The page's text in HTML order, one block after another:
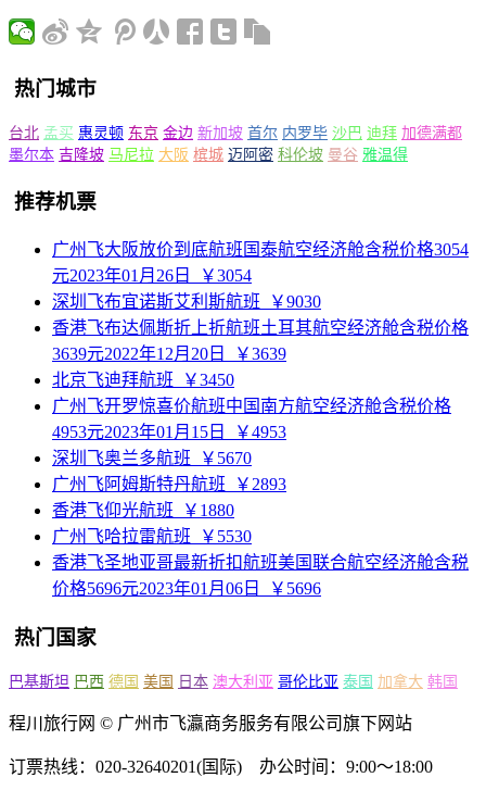
热门城市
台北 孟买 惠灵顿 东京 金边 新加坡 首尔 内罗毕 沙巴 迪拜 加德满都
墨尔本 吉隆坡 马尼拉 大阪 槟城 迈阿密 科伦坡 曼谷 雅温得
推荐机票
广州飞大阪放价到底航班国泰航空经济舱含税价格3054
元2023年01月26日
￥3054
深圳飞布宜诺斯艾利斯航班
￥9030
香港飞布达佩斯折上折航班土耳其航空经济舱含税价格
3639元2022年12月20日
￥3639
北京飞迪拜航班
￥3450
广州飞开罗惊喜价航班中国南方航空经济舱含税价格
4953元2023年01月15日
￥4953
深圳飞奥兰多航班
￥5670
广州飞阿姆斯特丹航班
￥2893
香港飞仰光航班
￥1880
广州飞哈拉雷航班
￥5530
香港飞圣地亚哥最新折扣航班美国联合航空经济舱含税
价格5696元2023年01月06日
￥5696
热门国家
巴基斯坦 巴西 德国 美国 日本 澳大利亚 哥伦比亚 泰国 加拿大 韩国
程川旅行网 © 广州市飞瀛商务服务有限公司旗下网站
订票热线：020-32640201(国际) 办公时间：9:00～18:00